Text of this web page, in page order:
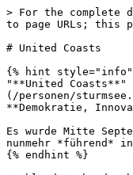
> For the complete documentation index, see [llms.txt](https://wiki.honigstadt.de/llms.txt). Markdown versions of documentation pages are available by appending `.md` to page URLs; this page is available as [Markdown](https://wiki.honigstadt.de/buendnis/united-coasts.md).

# United Coasts

{% hint style="info" %}
"**United Coasts**" ist das [Bündnis](/wissenswertes/bundnis.md) zwischen den Projekten von [CraftingBenny](/personen/craftingbenny.md), [SturmSee](/personen/sturmsee.md), [lehedo](/personen/lehedo.md) und [LonelyShrimpler](/personen/lonelyshrimpler.md). Es ist das größte Bündnis des Servers und steht für **Demokratie, Innovation und Frieden**.

Es wurde Mitte September 2024 als Abspaltung des [Grünen Ostens](/buendnis/ehemalige/gruner-osten.md) und [Europa](/buendnis/ehemalige/europa.md) gegründet und ist nunmehr *führend* in Größe, Einwohnerzahl, Wirtschaftskraft und Innovationen.
{% endhint %}

<table data-header-hidden><thead><tr><th width="184"></th><th></th></tr></thead><tbody><tr><td>Mitgliedsstaaten</td><td><a href="/pages/QRKNUJfyCCupQC5TF1RS">Sturmgrad</a>, <a href="/pages/1u2xtTHTmJ09f0OwWQoM">San Bennitos</a>, <a